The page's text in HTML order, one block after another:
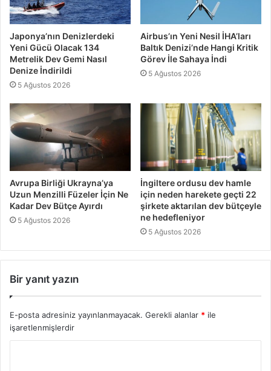
Japonya’nın Denizlerdeki
Yeni Gücü Olacak 134
Metrelik Dev Gemi Nasıl
Denize İndirildi
5 Ağustos 2026
Airbus’ın Yeni Nesil İHA’ları
Baltık Denizi’nde Hangi Kritik
Görev İle Sahaya İndi
5 Ağustos 2026
Avrupa Birliği Ukrayna’ya
Uzun Menzilli Füzeler İçin Ne
Kadar Dev Bütçe Ayırdı
5 Ağustos 2026
İngiltere ordusu dev hamle
için neden harekete geçti 22
şirkete aktarılan dev bütçeyle
ne hedefleniyor
5 Ağustos 2026
Bir yanıt yazın
E-posta adresiniz yayınlanmayacak. Gerekli alanlar * ile
işaretlenmişlerdir